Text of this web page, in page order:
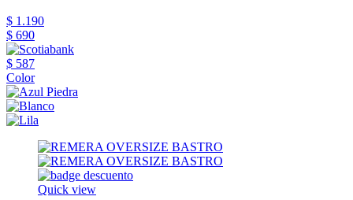
$ 1.190
$ 690
$ 587
Color
Quick view